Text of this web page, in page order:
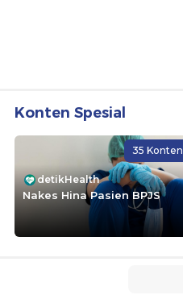
Konten Spesial
35 Konten
detikHealth
Nakes Hina Pasien BPJS